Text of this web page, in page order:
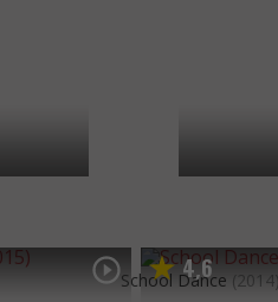
4,6
School Dance (2014)